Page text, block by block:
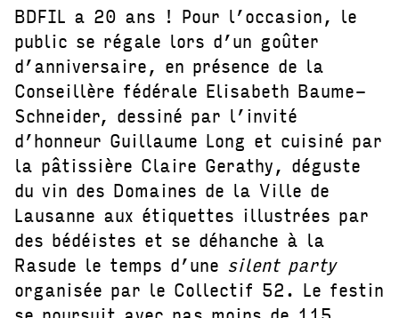
BDFIL a 20 ans ! Pour l’occasion, le
public se régale lors d’un goûter
d’anniversaire, en présence de la
Conseillère fédérale Elisabeth Baume-
Schneider, dessiné par l’invité
d’honneur Guillaume Long et cuisiné par
la pâtissière Claire Gerathy, déguste
du vin des Domaines de la Ville de
Lausanne aux étiquettes illustrées par
des bédéistes et se déhanche à la
Rasude le temps d’une silent party
organisée par le Collectif 52. Le festin